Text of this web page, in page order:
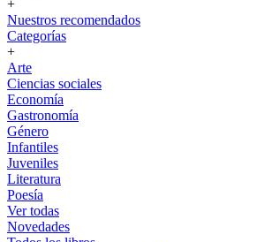
+
Nuestros recomendados
Categorías
+
Arte
Ciencias sociales
Economía
Gastronomía
Género
Infantiles
Juveniles
Literatura
Poesía
Ver todas
Novedades